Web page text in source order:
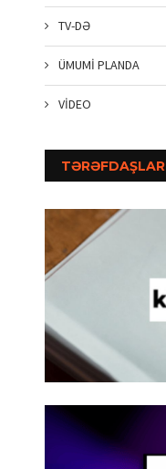
TV-DƏ
ÜMUMİ PLANDA
VİDEO
TƏRƏFDAŞLAR